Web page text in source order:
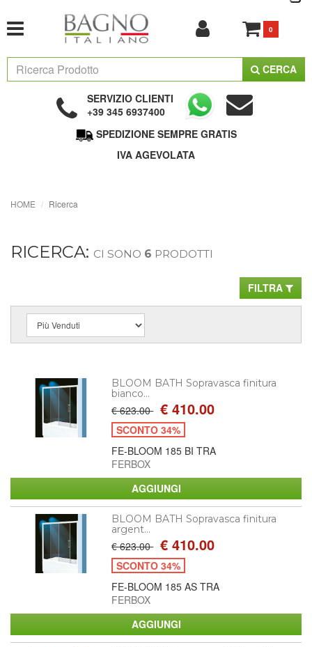
0
CERCA
SERVIZIO CLIENTI
+39 345 6937400
SPEDIZIONE SEMPRE GRATIS
IVA AGEVOLATA
HOME Ricerca
RICERCA: CI SONO 6 PRODOTTI
FILTRA
BLOOM BATH Sopravasca finitura
bianco...
€ 623.00 € 410.00
SCONTO 34%
FE-BLOOM 185 BI TRA
FERBOX
BLOOM BATH Sopravasca finitura
argent...
€ 623.00 € 410.00
SCONTO 34%
FE-BLOOM 185 AS TRA
FERBOX